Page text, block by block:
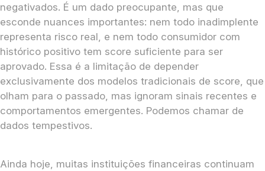
negativados. É um dado preocupante, mas que
esconde nuances importantes: nem todo inadimplente
representa risco real, e nem todo consumidor com
histórico positivo tem score suficiente para ser
aprovado. Essa é a limitação de depender
exclusivamente dos modelos tradicionais de score, que
olham para o passado, mas ignoram sinais recentes e
comportamentos emergentes. Podemos chamar de
dados tempestivos.
Ainda hoje, muitas instituições financeiras continuam